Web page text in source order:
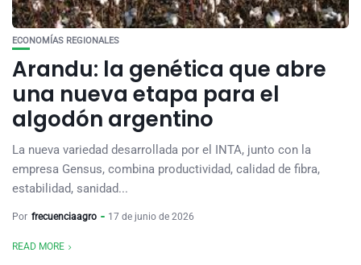
ECONOMÍAS REGIONALES
Arandu: la genética que abre
una nueva etapa para el
algodón argentino
La nueva variedad desarrollada por el INTA, junto con la
empresa Gensus, combina productividad, calidad de fibra,
estabilidad, sanidad...
Por frecuenciaagro 17 de junio de 2026
READ MORE